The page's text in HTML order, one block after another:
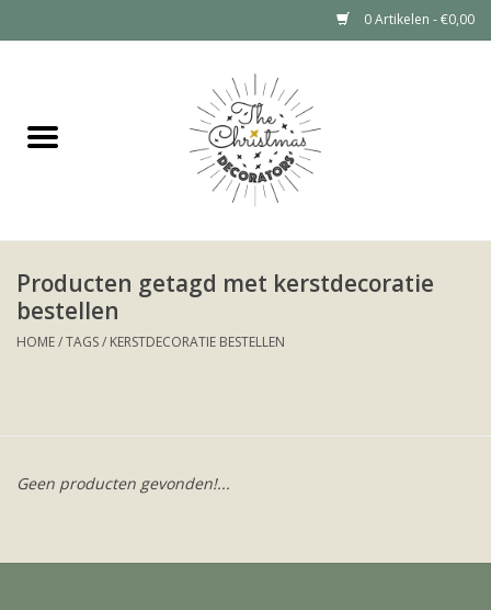
0 Artikelen - €0,00
Grote kerstboom huren (tot 6
Kerstboom huren
Portfolio
Producten getagd met kerstdecoratie
bestellen
HOME/TAGS/ KERSTDECORATIE BESTELLEN
Geen producten gevonden!...